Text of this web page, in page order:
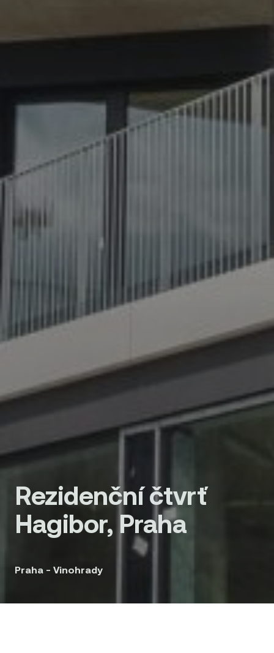
Rezidenční čtvrť
Hagibor, Praha
Praha - Vinohrady